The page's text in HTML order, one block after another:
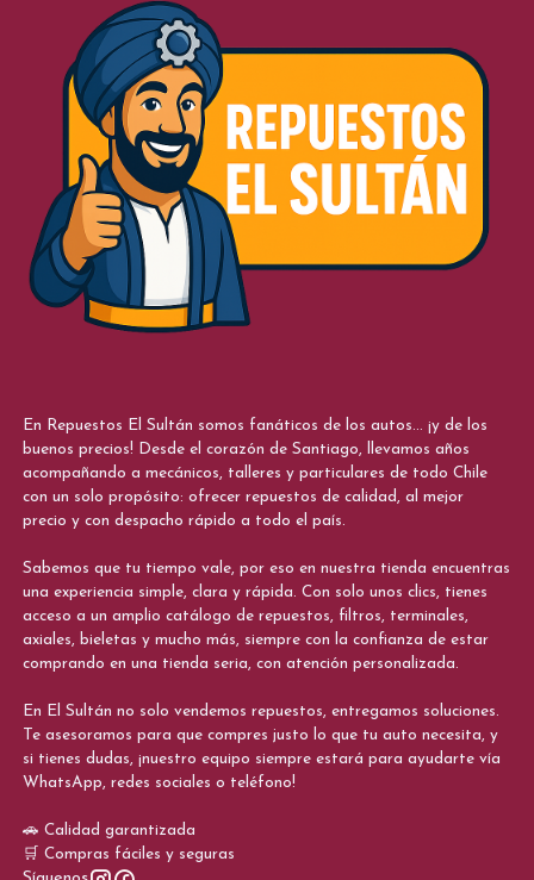
En Repuestos El Sultán somos fanáticos de los autos... ¡y de los
buenos precios! Desde el corazón de Santiago, llevamos años
acompañando a mecánicos, talleres y particulares de todo Chile
con un solo propósito: ofrecer repuestos de calidad, al mejor
precio y con despacho rápido a todo el país.
Sabemos que tu tiempo vale, por eso en nuestra tienda encuentras
una experiencia simple, clara y rápida. Con solo unos clics, tienes
acceso a un amplio catálogo de repuestos, filtros, terminales,
axiales, bieletas y mucho más, siempre con la confianza de estar
comprando en una tienda seria, con atención personalizada.
En El Sultán no solo vendemos repuestos, entregamos soluciones.
Te asesoramos para que compres justo lo que tu auto necesita, y
si tienes dudas, ¡nuestro equipo siempre estará para ayudarte vía
WhatsApp, redes sociales o teléfono!
🚗 Calidad garantizada
🛒 Compras fáciles y seguras